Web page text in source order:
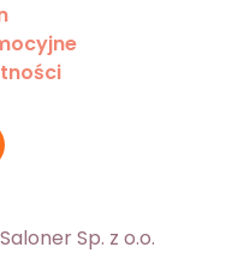
Sp. z o.o.